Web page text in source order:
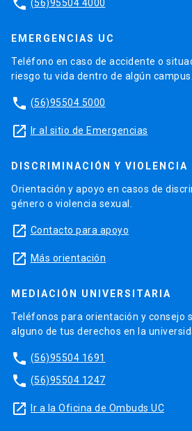
phone (56)95504 4000
EMERGENCIAS UC
Teléfono en caso de accidente o
riesgo tu vida dentro de algún campus.
phone (56)95504 5000
launch Ir al sitio de Emergencias
DISCRIMINACIÓN Y VIOLENCIA
Orientación y apoyo en casos de
género o violencia sexual.
launch Contacto para apoyo
launch Más orientación
MEDIACIÓN UNIVERSITARIA
Teléfonos para orientación y consejo
alguno de tus derechos en la
phone (56)95504 1691
phone (56)95504 1247
launch Ir a la Oficina de Ombuds UC